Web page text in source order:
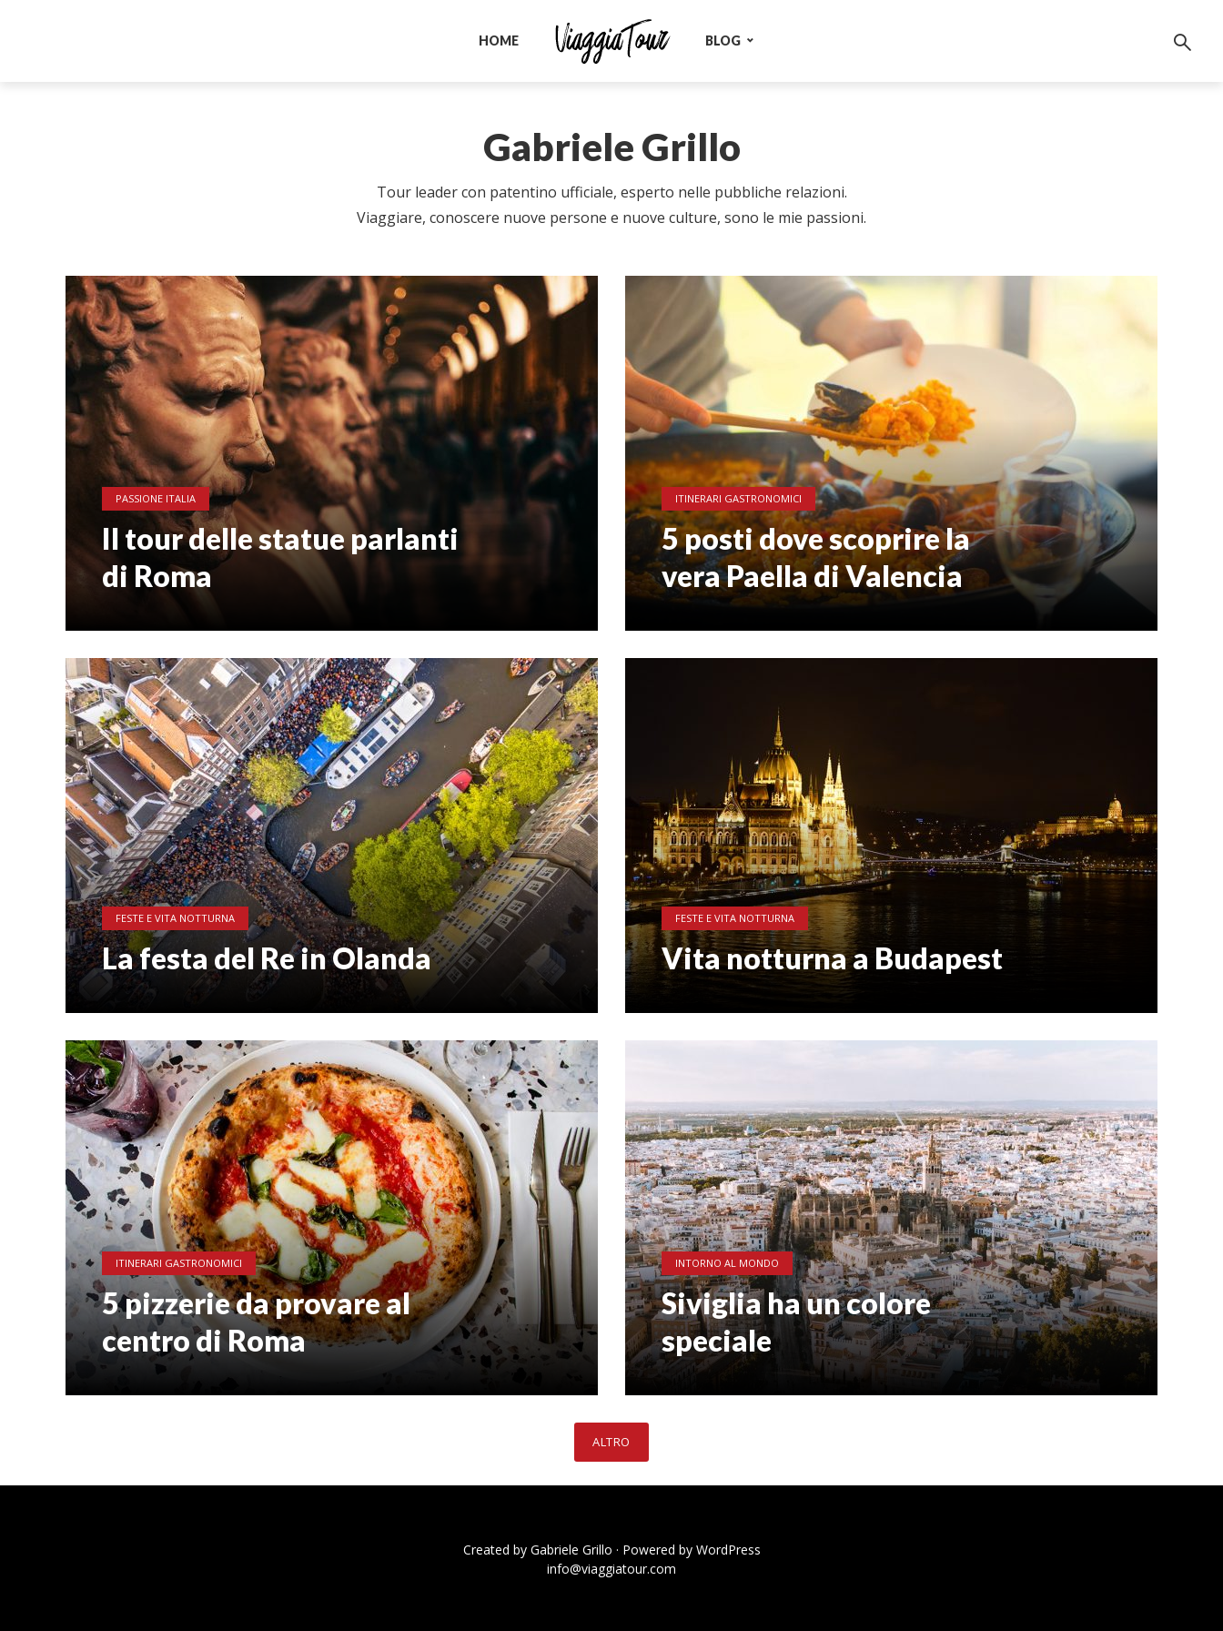
HOME BLOG
Gabriele Grillo
Tour leader con patentino ufficiale, esperto nelle pubbliche relazioni.
Viaggiare, conoscere nuove persone e nuove culture, sono le mie passioni.
PASSIONE ITALIA
Il tour delle statue parlanti
di Roma
ITINERARI GASTRONOMICI
5 posti dove scoprire la
vera Paella di Valencia
FESTE E VITA NOTTURNA
La festa del Re in Olanda
FESTE E VITA NOTTURNA
Vita notturna a Budapest
ITINERARI GASTRONOMICI
5 pizzerie da provare al
centro di Roma
INTORNO AL MONDO
Siviglia ha un colore
speciale
ALTRO
Created by Gabriele Grillo · Powered by WordPress
info@viaggiatour.com